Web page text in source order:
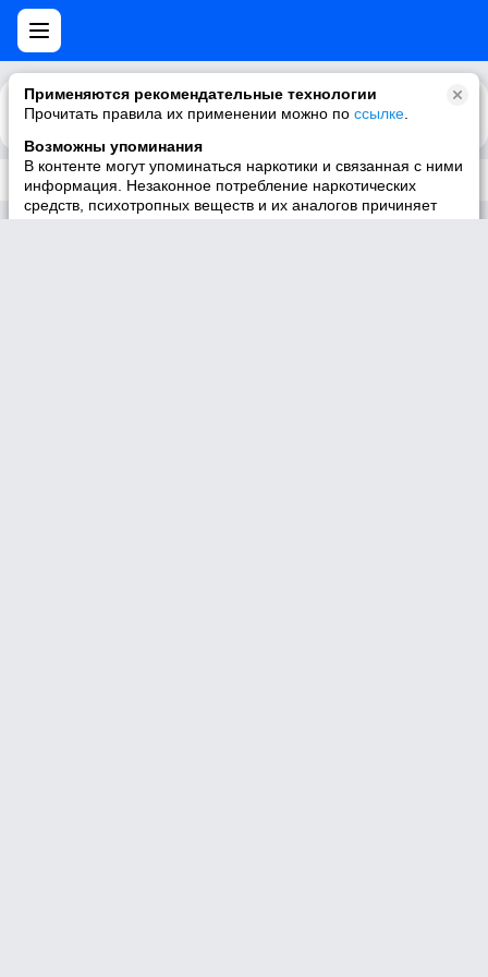
Применяются рекомендательные технологии
Прочитать правила их применении можно по ссылке
Возможны упоминания
В контенте могут упоминаться наркотики и связанная с ними
информация. Незаконное потребление наркотических
средств, психотропных веществ и их аналогов причиняет
Каталог Рекомендации
Трек не существует